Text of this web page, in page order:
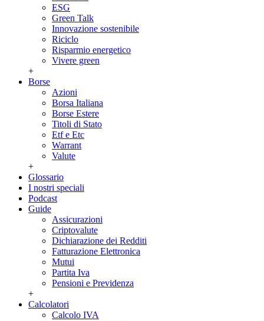
ESG
Green Talk
Innovazione sostenibile
Riciclo
Risparmio energetico
Vivere green
+
Borse
Azioni
Borsa Italiana
Borse Estere
Titoli di Stato
Etf e Etc
Warrant
Valute
+
Glossario
I nostri speciali
Podcast
Guide
Assicurazioni
Criptovalute
Dichiarazione dei Redditi
Fatturazione Elettronica
Mutui
Partita Iva
Pensioni e Previdenza
+
Calcolatori
Calcolo IVA